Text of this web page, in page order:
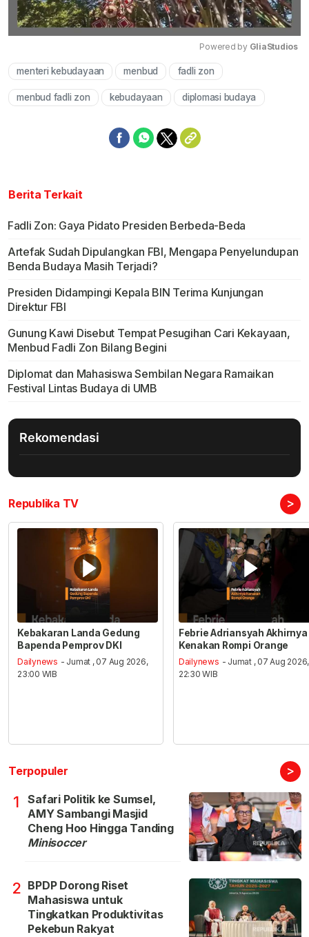
Powered by GliaStudios
menteri kebudayaan menbud fadli zon
menbud fadli zon kebudayaan diplomasi budaya
Berita Terkait
Fadli Zon: Gaya Pidato Presiden Berbeda-Beda
Artefak Sudah Dipulangkan FBI, Mengapa Penyelundupan
Benda Budaya Masih Terjadi?
Presiden Didampingi Kepala BIN Terima Kunjungan
Direktur FBI
Gunung Kawi Disebut Tempat Pesugihan Cari Kekayaan,
Menbud Fadli Zon Bilang Begini
Diplomat dan Mahasiswa Sembilan Negara Ramaikan
Festival Lintas Budaya di UMB
Rekomendasi
Republika TV >
Kebakaran Landa Gedung
Bapenda Pemprov DKI
Dailynews - Jumat , 07 Aug 2026,
23:00 WIB
Febrie Adriansyah Akhirnya
Kenakan Rompi Orange
Dailynews - Jumat , 07 Aug 2026,
22:30 WIB
Terpopuler >
1
Safari Politik ke Sumsel,
AMY Sambangi Masjid
Cheng Hoo Hingga Tanding
Minisoccer
2 BPDP Dorong Riset
Mahasiswa untuk
Tingkatkan Produktivitas
Pekebun Rakyat